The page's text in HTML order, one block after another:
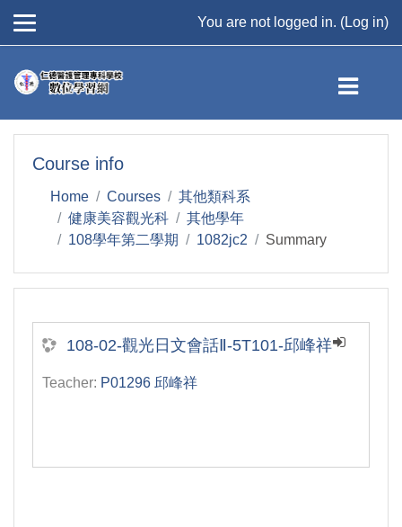
You are not logged in. (Log in)
Course info
Home Courses
其他類科系
健康美容觀光科
其他學年
108學年第二學期
1082jc2 Summary
108-02-觀光日文會話Ⅱ-5T101-邱峰祥
Teacher: P01296 邱峰祥